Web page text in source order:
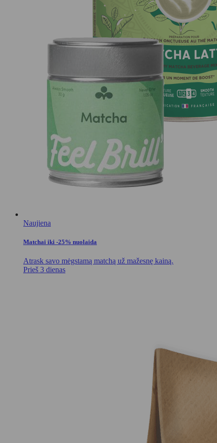
Naujiena
Matchai iki -25% nuolaida
Atrask savo mėgstamą matchą už mažesnę kainą.
Prieš 3 dienas